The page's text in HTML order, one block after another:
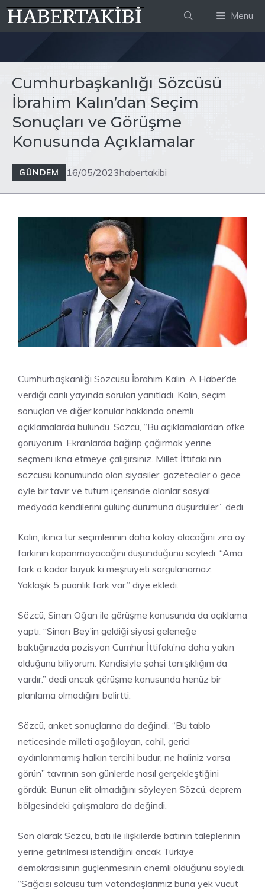
İçeriğe
atla
Menu
Cumhurbaşkanlığı Sözcüsü
İbrahim Kalın’dan Seçim
Sonuçları ve Görüşme
Konusunda Açıklamalar
GÜNDEM 16/05/2023habertakibi
Cumhurbaşkanlığı Sözcüsü İbrahim Kalın, A Haber’de
verdiği canlı yayında soruları yanıtladı. Kalın, seçim
sonuçları ve diğer konular hakkında önemli
açıklamalarda bulundu. Sözcü, “Bu açıklamalardan öfke
görüyorum. Ekranlarda bağırıp çağırmak yerine
seçmeni ikna etmeye çalışırsınız. Millet İttifakı’nın
sözcüsü konumunda olan siyasiler, gazeteciler o gece
öyle bir tavır ve tutum içerisinde olanlar sosyal
medyada kendilerini gülünç durumuna düşürdüler.” dedi.
Kalın, ikinci tur seçimlerinin daha kolay olacağını zira oy
farkının kapanmayacağını düşündüğünü söyledi. “Ama
fark o kadar büyük ki meşruiyeti sorgulanamaz.
Yaklaşık 5 puanlık fark var.” diye ekledi.
Sözcü, Sinan Oğan ile görüşme konusunda da açıklama
yaptı. “Sinan Bey’in geldiği siyasi geleneğe
baktığınızda pozisyon Cumhur İttifakı’na daha yakın
olduğunu biliyorum. Kendisiyle şahsi tanışıklığım da
vardır.” dedi ancak görüşme konusunda henüz bir
planlama olmadığını belirtti.
Sözcü, anket sonuçlarına da değindi. “Bu tablo
neticesinde milleti aşağılayan, cahil, gerici
aydınlanmamış halkın tercihi budur, ne haliniz varsa
görün” tavrının son günlerde nasıl gerçekleştiğini
gördük. Bunun elit olmadığını söyleyen Sözcü, deprem
bölgesindeki çalışmalara da değindi.
Son olarak Sözcü, batı ile ilişkilerde batının taleplerinin
yerine getirilmesi istendiğini ancak Türkiye
demokrasisinin güçlenmesinin önemli olduğunu söyledi.
“Sağcısı solcusu tüm vatandaşlarımız buna yek vücut